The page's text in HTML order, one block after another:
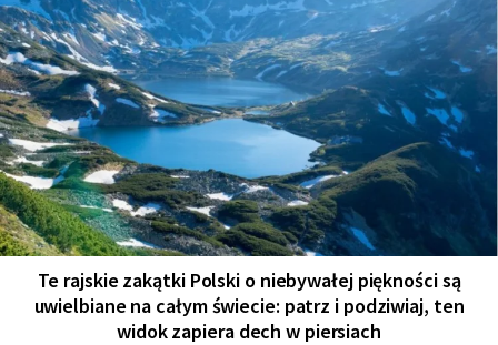
Te rajskie zakątki Polski o niebywałej piękności są
uwielbiane na całym świecie: patrz i podziwiaj, ten
widok zapiera dech w piersiach